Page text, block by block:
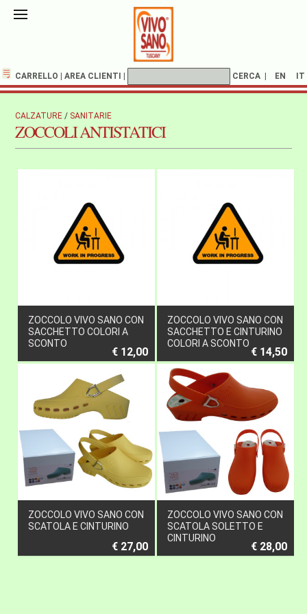
CARRELLO AREA CLIENTI CERCA EN IT
CALZATURE / SANITARIE
ZOCCOLI ANTISTATICI
ZOCCOLO VIVO SANO CON
SACCHETTO COLORI A
SCONTO
€ 12,00
ZOCCOLO VIVO SANO CON
SACCHETTO E CINTURINO
COLORI A SCONTO
€ 14,50
ZOCCOLO VIVO SANO CON
SCATOLA E CINTURINO
€ 27,00
ZOCCOLO VIVO SANO CON
SCATOLA SOLETTO E
CINTURINO
€ 28,00